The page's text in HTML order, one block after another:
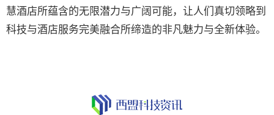
慧酒店所蕴含的无限潜力与广阔可能，让人们真切领略到
科技与酒店服务完美融合所缔造的非凡魅力与全新体验。